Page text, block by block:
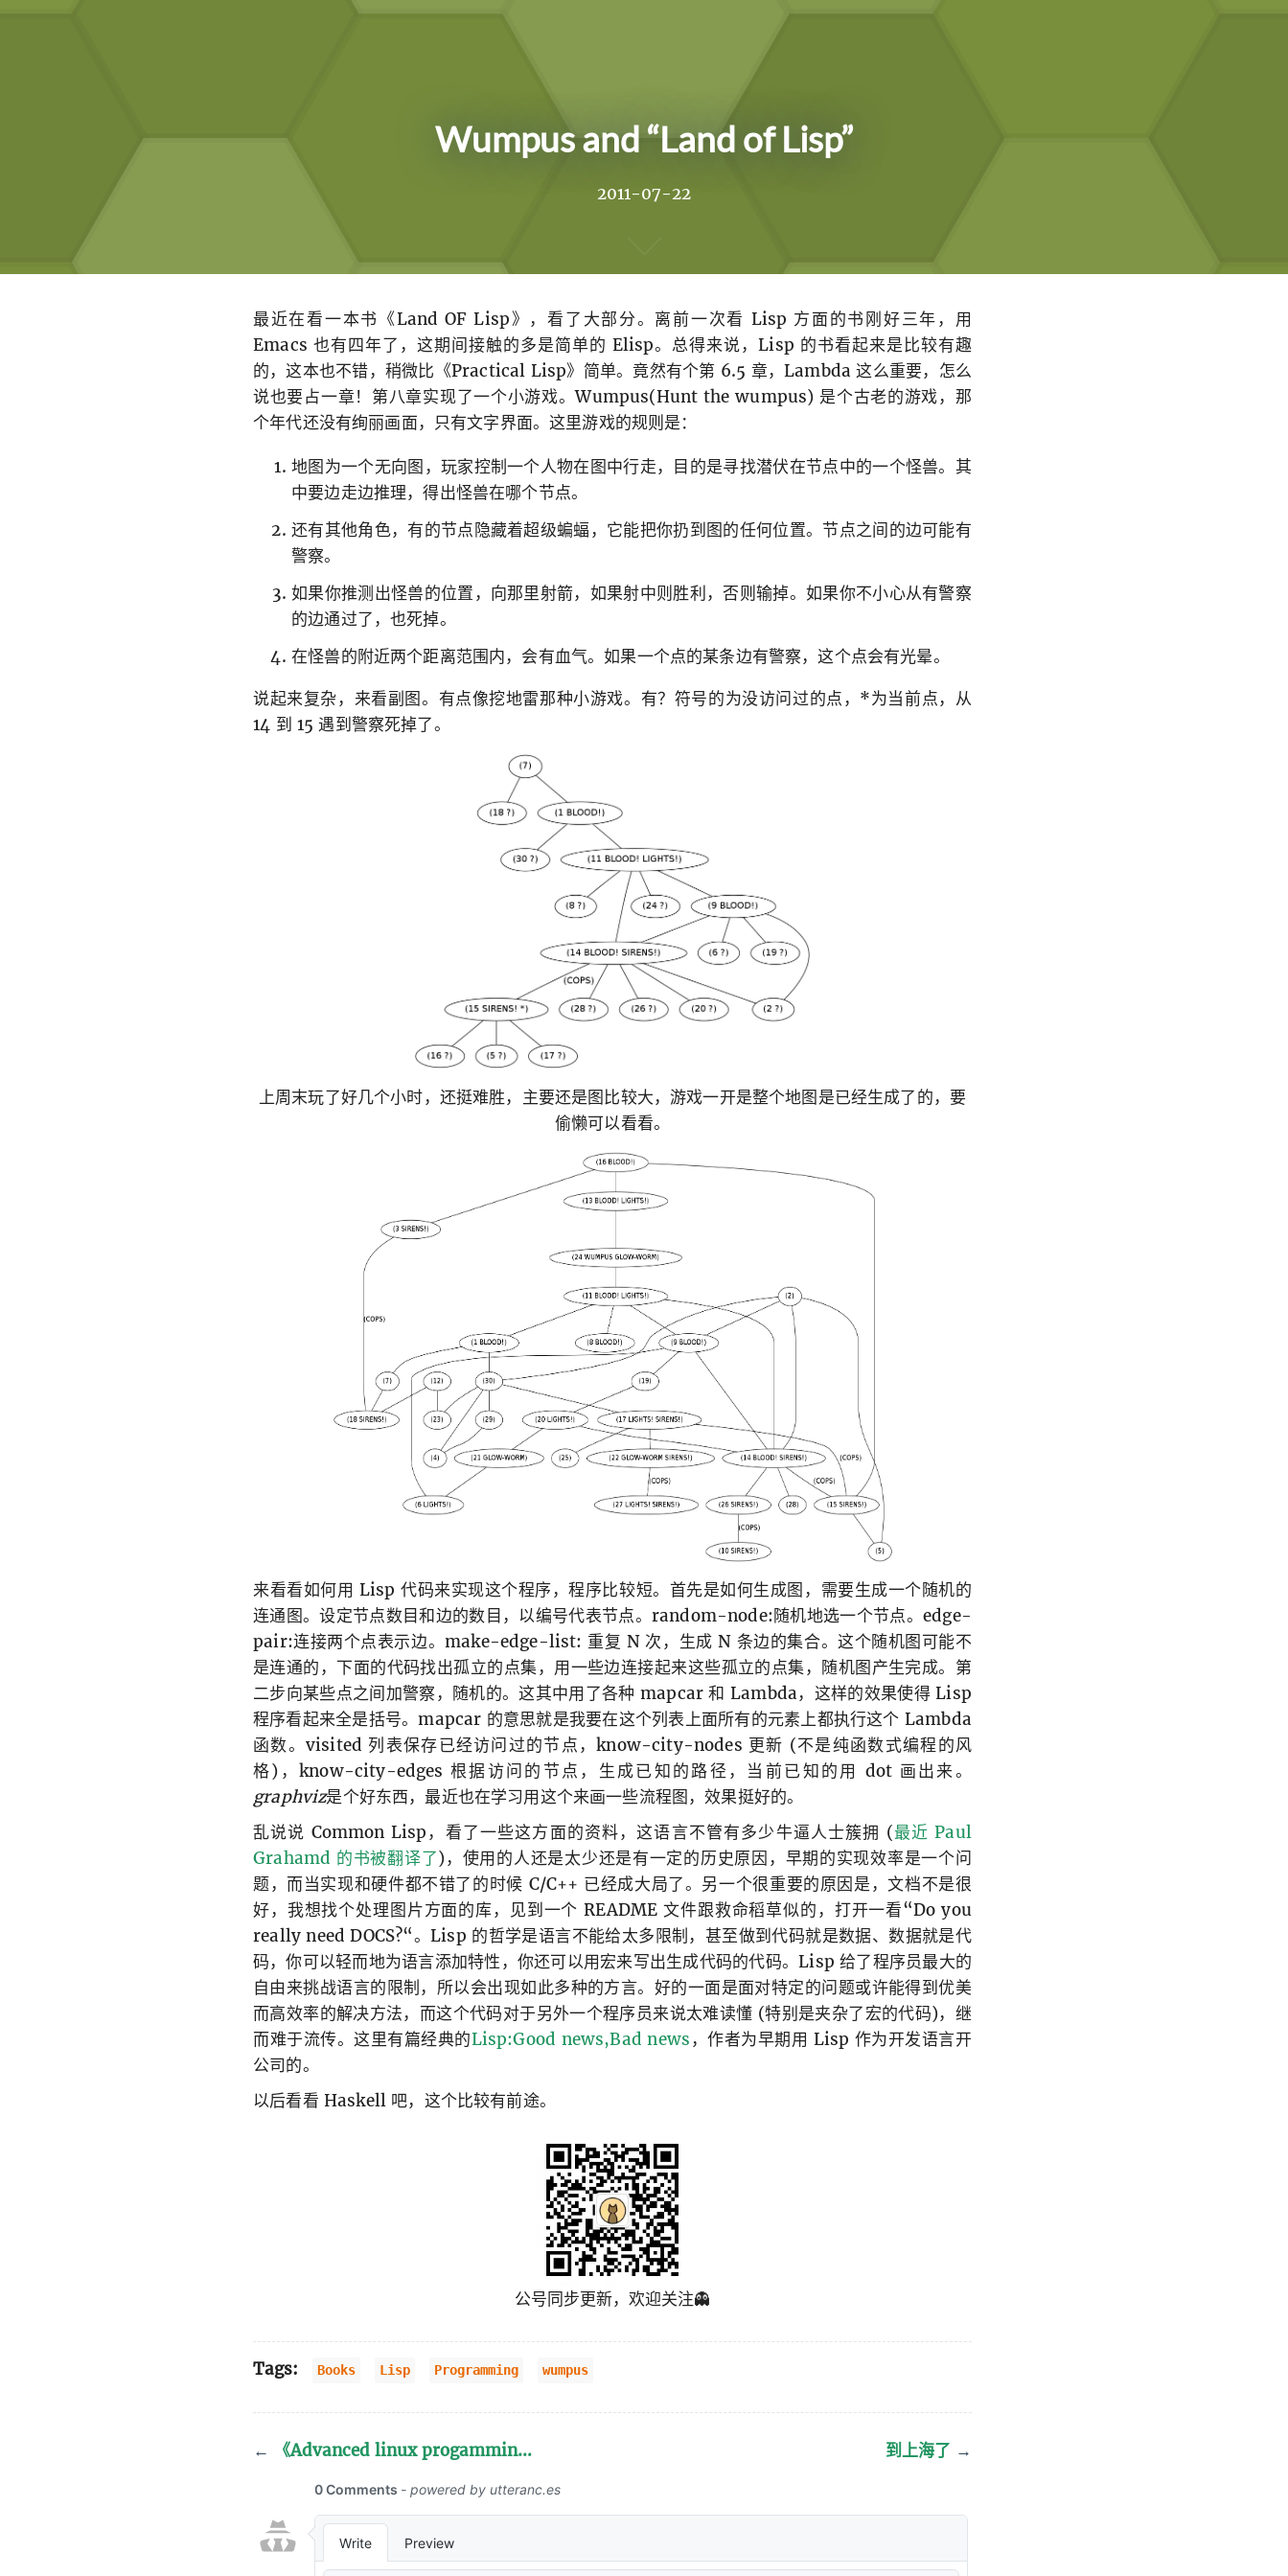
Wumpus and “Land of Lisp”
2011-07-22
最近在看一本书《Land OF Lisp》，看了大部分。离前一次看 Lisp 方面的书刚好三年，用
Emacs 也有四年了，这期间接触的多是简单的 Elisp。总得来说，Lisp 的书看起来是比较有趣
的，这本也不错，稍微比《Practical Lisp》简单。竟然有个第 6.5 章，Lambda 这么重要，怎么
说也要占一章！第八章实现了一个小游戏。Wumpus(Hunt the wumpus) 是个古老的游戏，那
个年代还没有绚丽画面，只有文字界面。这里游戏的规则是：
地图为一个无向图，玩家控制一个人物在图中行走，目的是寻找潜伏在节点中的一个怪兽。其
中要边走边推理，得出怪兽在哪个节点。
还有其他角色，有的节点隐藏着超级蝙蝠，它能把你扔到图的任何位置。节点之间的边可能有
警察。
如果你推测出怪兽的位置，向那里射箭，如果射中则胜利，否则输掉。如果你不小心从有警察
的边通过了，也死掉。
在怪兽的附近两个距离范围内，会有血气。如果一个点的某条边有警察，这个点会有光晕。
说起来复杂，来看副图。有点像挖地雷那种小游戏。有？符号的为没访问过的点，*为当前点，从
14 到 15 遇到警察死掉了。
上周末玩了好几个小时，还挺难胜，主要还是图比较大，游戏一开是整个地图是已经生成了的，要
偷懒可以看看。
来看看如何用 Lisp 代码来实现这个程序，程序比较短。首先是如何生成图，需要生成一个随机的
连通图。设定节点数目和边的数目，以编号代表节点。random-node:随机地选一个节点。edge-
pair:连接两个点表示边。make-edge-list: 重复 N 次，生成 N 条边的集合。这个随机图可能不
是连通的，下面的代码找出孤立的点集，用一些边连接起来这些孤立的点集，随机图产生完成。第
二步向某些点之间加警察，随机的。这其中用了各种 mapcar 和 Lambda，这样的效果使得 Lisp
程序看起来全是括号。mapcar 的意思就是我要在这个列表上面所有的元素上都执行这个 Lambda
函数。visited 列表保存已经访问过的节点，know-city-nodes 更新 (不是纯函数式编程的风
格)，know-city-edges 根据访问的节点，生成已知的路径，当前已知的用 dot 画出来。
graphviz是个好东西，最近也在学习用这个来画一些流程图，效果挺好的。
乱说说 Common Lisp，看了一些这方面的资料，这语言不管有多少牛逼人士簇拥 (最近 Paul
Grahamd 的书被翻译了)，使用的人还是太少还是有一定的历史原因，早期的实现效率是一个问
题，而当实现和硬件都不错了的时候 C/C++ 已经成大局了。另一个很重要的原因是，文档不是很
好，我想找个处理图片方面的库，见到一个 README 文件跟救命稻草似的，打开一看“Do you
really need DOCS?“。Lisp 的哲学是语言不能给太多限制，甚至做到代码就是数据、数据就是代
码，你可以轻而地为语言添加特性，你还可以用宏来写出生成代码的代码。Lisp 给了程序员最大的
自由来挑战语言的限制，所以会出现如此多种的方言。好的一面是面对特定的问题或许能得到优美
而高效率的解决方法，而这个代码对于另外一个程序员来说太难读懂 (特别是夹杂了宏的代码)，继
而难于流传。这里有篇经典的Lisp:Good news,Bad news ，作者为早期用 Lisp 作为开发语言开
公司的。
以后看看 Haskell 吧，这个比较有前途。
公号同步更新，欢迎关注👻
Tags: Books Lisp Programming wumpus
← 《Advanced linux progammin… 到上海了 →